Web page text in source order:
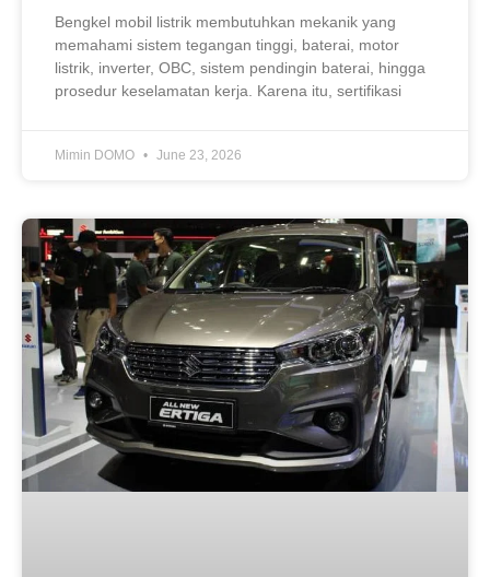
Bengkel mobil listrik membutuhkan mekanik yang
memahami sistem tegangan tinggi, baterai, motor
listrik, inverter, OBC, sistem pendingin baterai, hingga
prosedur keselamatan kerja. Karena itu, sertifikasi
Mimin DOMO June 23, 2026